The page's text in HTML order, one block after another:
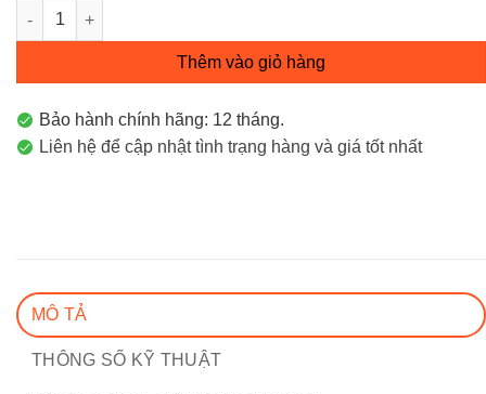
Adapter SC Duplex MM mã 6643 1 021-04 số lượng
Thêm vào giỏ hàng
Bảo hành chính hãng: 12 tháng.
Liên hệ để cập nhật tình trạng hàng và giá tốt nhất
MÔ TẢ
THÔNG SỐ KỸ THUẬT